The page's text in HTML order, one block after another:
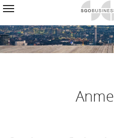
Zum Hauptinhalt springen
Navigationsblock überspringen
Toggle navigation